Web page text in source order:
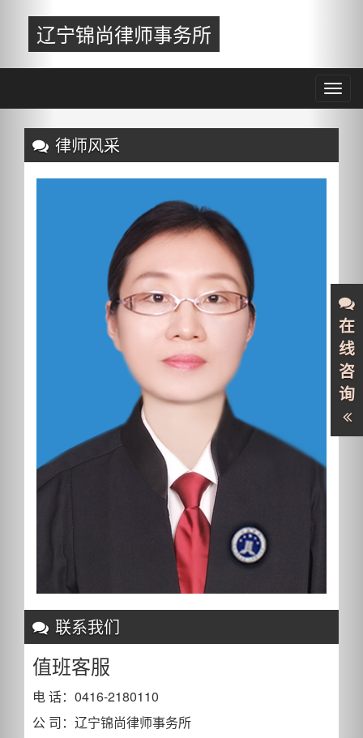
辽宁锦尚律师事务所
Previous
律师风采
联系我们
值班客服
电 话：0416-2180110
公 司：辽宁锦尚律师事务所
在
线
咨
询